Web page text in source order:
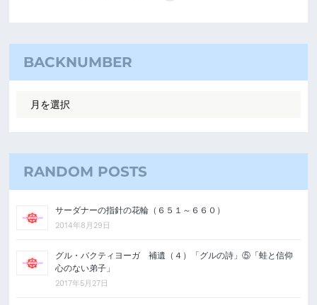
BACKNUMBER
RANDOM POSTS
サーダナーの指針の花輪（６５１～６６０）
2014年8月29日
グル・バクティヨーガ 補遺（４）「グルの詩」⑤「蛙と信仰
心のない弟子」
2017年5月27日